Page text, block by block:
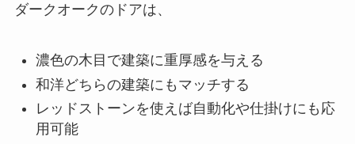
ダークオークのドアは、
濃色の木目で建築に重厚感を与える
和洋どちらの建築にもマッチする
レッドストーンを使えば自動化や仕掛けにも応
用可能